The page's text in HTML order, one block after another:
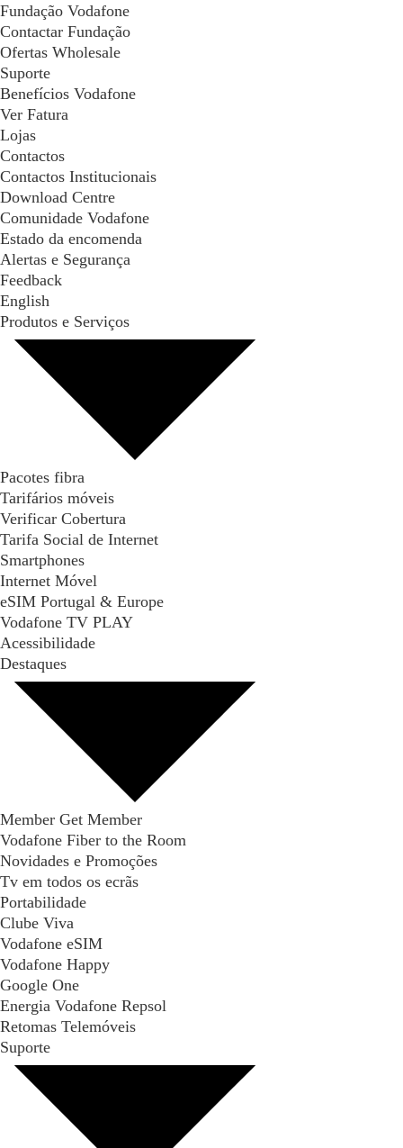
Fundação Vodafone
Contactar Fundação
Ofertas Wholesale
Suporte
Benefícios Vodafone
Ver Fatura
Lojas
Contactos
Contactos Institucionais
Download Centre
Comunidade Vodafone
Estado da encomenda
Alertas e Segurança
Feedback
English
Produtos e Serviços
Pacotes fibra
Tarifários móveis
Verificar Cobertura
Tarifa Social de Internet
Smartphones
Internet Móvel
eSIM Portugal & Europe
Vodafone TV PLAY
Acessibilidade
Destaques
Member Get Member
Vodafone Fiber to the Room
Novidades e Promoções
Tv em todos os ecrãs
Portabilidade
Clube Viva
Vodafone eSIM
Vodafone Happy
Google One
Energia Vodafone Repsol
Retomas Telemóveis
Suporte